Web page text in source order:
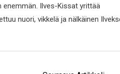
enemmän. Ilves-Kissat yrittää
nuori, vikkelä ja nälkäinen